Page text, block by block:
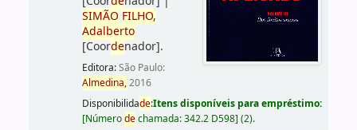
SIMÃO FILHO,
Adalberto
[Coordenador].
Editora:São Paulo:
Almedina,2016
Disponibilidade:Itens disponíveis para empréstimo:
[Númerodechamada:342.2 D598] (2).